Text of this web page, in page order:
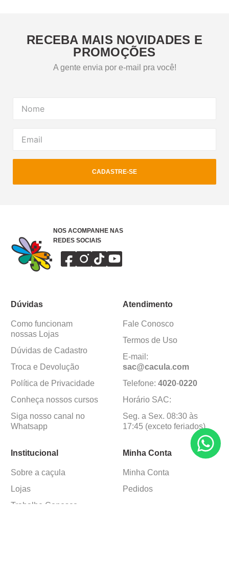
RECEBA MAIS NOVIDADES E
PROMOÇÕES
A gente envia por e-mail pra você!
CADASTRE-SE
NOS ACOMPANHE NAS
REDES SOCIAIS
Dúvidas
Como funcionam
nossas Lojas
Dúvidas de Cadastro
Troca e Devolução
Política de Privacidade
Conheça nossos cursos
Siga nosso canal no
Whatsapp
Atendimento
Fale Conosco
Termos de Uso
E-mail:
sac@cacula.com
Telefone: 4020-0220
Horário SAC:
Seg. a Sex. 08:30 às
17:45 (exceto feriados)
Institucional
Sobre a caçula
Lojas
Trabalhe Conosco
Minha Conta
Minha Conta
Pedidos